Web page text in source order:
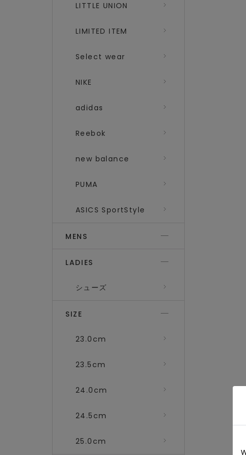
LITTLE UNION
LIMITED ITEM
Select wear
NIKE
adidas
Reebok
new balance
PUMA
ASICS SportStyle
MENS
LADIES
シューズ
SIZE
23.0cm
23.5cm
24.0cm
24.5cm
25.0cm